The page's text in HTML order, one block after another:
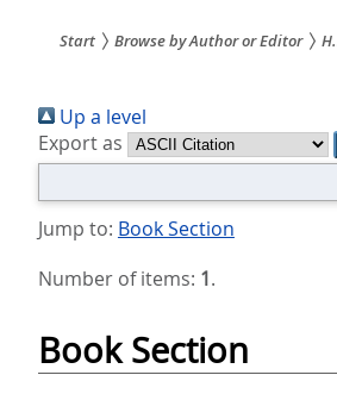
sind
hier:
Start Browse by Author or Editor
Up a level
Export as
Jump to: Book Section
Number of items: 1.
Book Section